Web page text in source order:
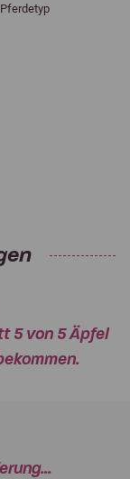
5 von 5 Äpfel